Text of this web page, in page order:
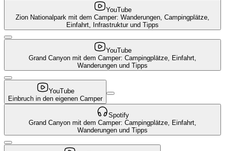
YouTube
Zion Nationalpark mit dem Camper: Wanderungen, Campingplätze,
Einfahrt, Infrastruktur und Tipps
YouTube
Grand Canyon mit dem Camper: Campingplätze, Einfahrt,
Wanderungen und Tipps
YouTube
Einbruch in den eigenen Camper
Spotify
Grand Canyon mit dem Camper: Campingplätze, Einfahrt,
Wanderungen und Tipps